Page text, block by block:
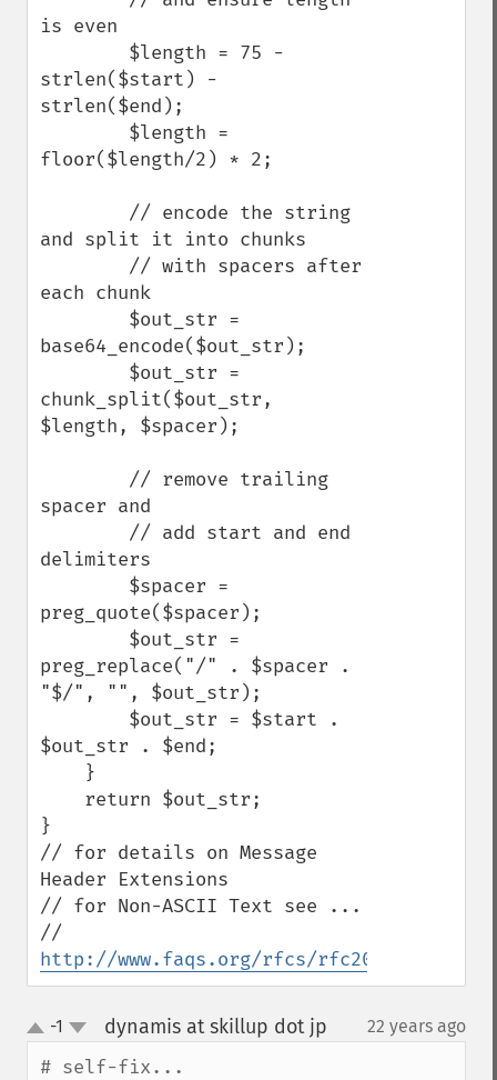
is even
strlen($start) -
strlen($end);
floor($length/2) * 2;
and split it into chunks
each chunk
base64_encode($out_str);
chunk_split($out_str,
$length, $spacer);
spacer and
delimiters
preg_quote($spacer);
preg_replace("/" . $spacer .
"$/", "", $out_str);
$out_str . $end;
}
// for details on Message
Header Extensions
// for Non-ASCII Text see ...
http://www.faqs.org/rfcs/rfc2047.html
up
down
-1 dynamis at skillup dot jp 22 years ago
# self-fix...